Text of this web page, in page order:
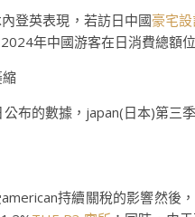
登英表現，若訪日中國豪宅
年中國游客在日消費總額
公布的數據，japan(日本)第三
持續關稅的影響然後